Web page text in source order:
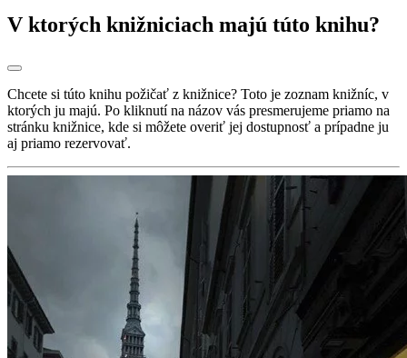
V ktorých knižniciach majú túto knihu?
Chcete si túto knihu požičať z knižnice? Toto je zoznam knižníc, v
ktorých ju majú. Po kliknutí na názov vás presmerujeme priamo na
stránku knižnice, kde si môžete overiť jej dostupnosť a prípadne ju
aj priamo rezervovať.